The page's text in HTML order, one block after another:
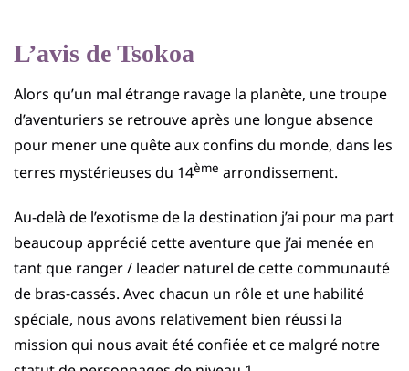
L’avis de Tsokoa
Alors qu’un mal étrange ravage la planète, une troupe
d’aventuriers se retrouve après une longue absence
pour mener une quête aux confins du monde, dans les
terres mystérieuses du 14ème arrondissement.
Au-delà de l’exotisme de la destination j’ai pour ma part
beaucoup apprécié cette aventure que j’ai menée en
tant que ranger / leader naturel de cette communauté
de bras-cassés. Avec chacun un rôle et une habilité
spéciale, nous avons relativement bien réussi la
mission qui nous avait été confiée et ce malgré notre